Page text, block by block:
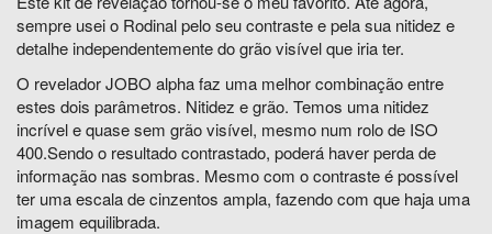
sempre usei o Rodinal pelo seu contraste e pela sua nitidez e
detalhe independentemente do grão visível que iria ter.
O revelador JOBO alpha faz uma melhor combinação entre
estes dois parâmetros. Nitidez e grão. Temos uma nitidez
incrível e quase sem grão visível, mesmo num rolo de ISO
400.Sendo o resultado contrastado, poderá haver perda de
informação nas sombras. Mesmo com o contraste é possível
ter uma escala de cinzentos ampla, fazendo com que haja uma
imagem equilibrada.